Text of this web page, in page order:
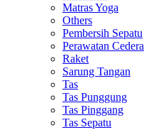
Matras Yoga
Others
Pembersih Sepatu
Perawatan Cedera
Raket
Sarung Tangan
Tas
Tas Punggung
Tas Pinggang
Tas Sepatu